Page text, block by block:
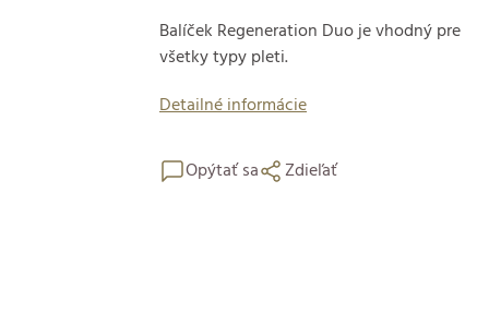
Balíček Regeneration Duo je vhodný pre
všetky typy pleti.
Detailné informácie
Opýtať sa Zdieľať